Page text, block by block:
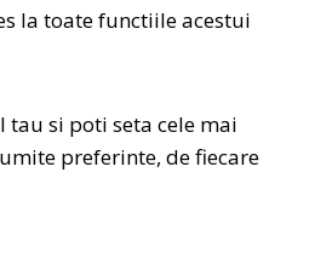
la toate functiile acestui
tau si poti seta cele mai
preferinte, de fiecare